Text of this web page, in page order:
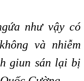
như vậy có
và nhiễm
giun sán lại bị